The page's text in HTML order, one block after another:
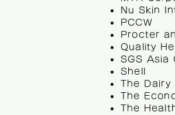
Nu Skin
PCCW
Procter
Quality
SGS Asia
Shell
The
The
The